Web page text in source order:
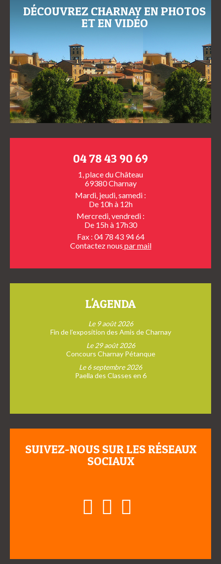
DÉCOUVREZ CHARNAY EN PHOTOS
ET EN VIDÉO
04 78 43 90 69
1, place du Château
69380 Charnay
Mardi, jeudi, samedi :
De 10h à 12h
Mercredi, vendredi :
De 15h à 17h30
Fax : 04 78 43 94 64
Contactez nous par mail
L'AGENDA
Le 9 août 2026
Fin de l’exposition des Amis de Charnay
Le 29 août 2026
Concours Charnay Pétanque
Le 6 septembre 2026
Paella des Classes en 6
SUIVEZ-NOUS SUR LES RÉSEAUX
SOCIAUX